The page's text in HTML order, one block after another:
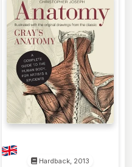
Hardback, 2013